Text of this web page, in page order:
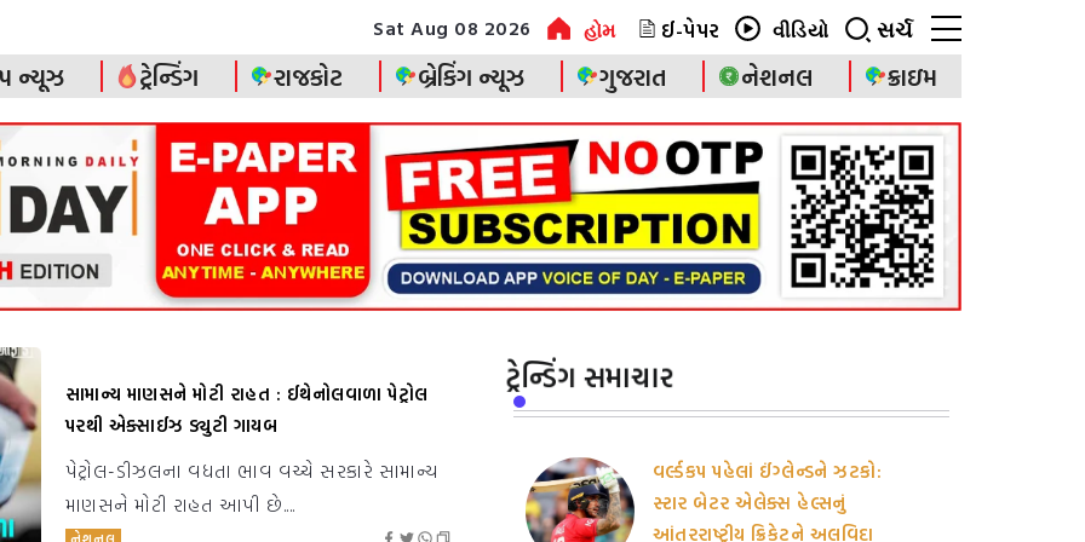
Sat Aug 08 2026 હોમ ઈ-પેપર વીડિયો સર્ચ
ન્યૂઝ ટ્રેન્ડિંગ રાજકોટ બ્રેકિંગ ન્યૂઝ ગુજરાત નેશનલ ક્રાઇમ
સામાન્ય માણસને મોટી રાહત : ઈથેનોલવાળા પેટ્રોલ
પરથી એક્સાઈઝ ડ્યુટી ગાયબ
પેટ્રોલ-ડીઝલના વધતા ભાવ વચ્ચે સરકારે સામાન્ય
માણસને મોટી રાહત આપી છે....
ટ્રેન્ડિંગ સમાચાર
વર્લ્ડકપ પહેલાં ઈંગ્લેન્ડને ઝટકો:
સ્ટાર બેટર એલેક્સ હેલ્સનું
આંતરરાષ્ટ્રીય ક્રિકેટને અલવિદા